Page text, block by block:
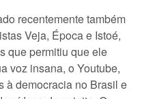
recentemente também
Veja, Época e Istoé,
que permitiu que ele
voz insana, o Youtube,
à democracia no Brasil e